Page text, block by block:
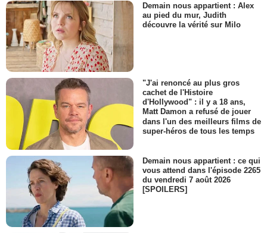
Demain nous appartient : Alex
au pied du mur, Judith
découvre la vérité sur Milo
"J'ai renoncé au plus gros
cachet de l'Histoire
d'Hollywood" : il y a 18 ans,
Matt Damon a refusé de jouer
dans l'un des meilleurs films de
super-héros de tous les temps
Demain nous appartient : ce qui
vous attend dans l'épisode 2265
du vendredi 7 août 2026
[SPOILERS]